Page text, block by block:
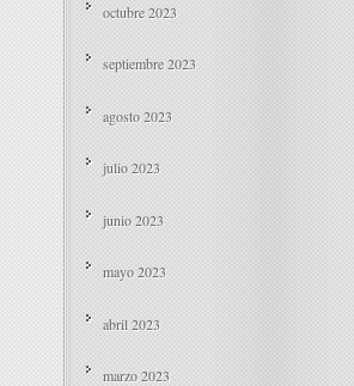
octubre 2023
septiembre 2023
agosto 2023
julio 2023
junio 2023
mayo 2023
abril 2023
marzo 2023